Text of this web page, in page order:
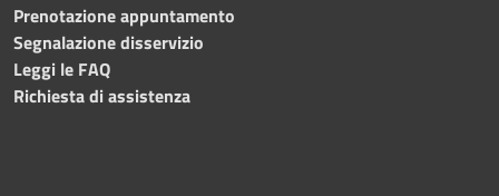
Prenotazione appuntamento
Segnalazione disservizio
Leggi le FAQ
Richiesta di assistenza